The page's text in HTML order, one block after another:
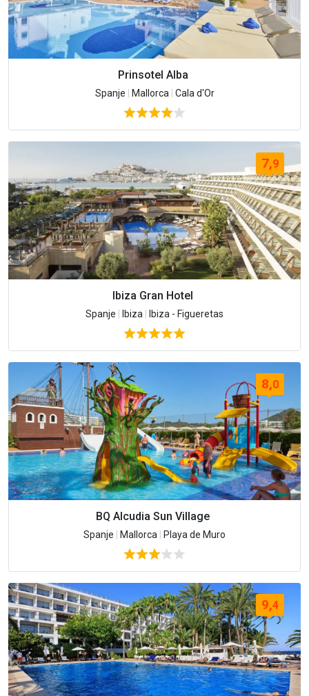
Prinsotel Alba
Spanje Mallorca Cala d'Or
7,9
Ibiza Gran Hotel
Spanje Ibiza Ibiza - Figueretas
8,0
BQ Alcudia Sun Village
Spanje Mallorca Playa de Muro
9,4